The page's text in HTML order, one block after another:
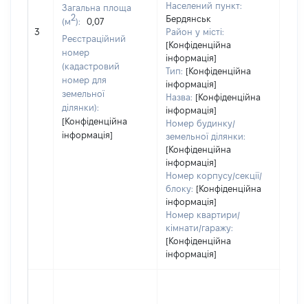
3
Загальна площа
(м2):
0,07
Реєстраційний
номер
(кадастровий
номер для
земельної
ділянки):
[Конфіденційна
інформація]
Населений пункт:
Бердянськ
Район у місті:
[Конфіденційна
інформація]
Тип: [Конфіденційна
інформація]
Назва: [Конфіденційна
інформація]
Номер будинку/
земельної ділянки:
[Конфіденційна
інформація]
Номер корпусу/секції/
блоку: [Конфіденційна
інформація]
Номер квартири/
кімнати/гаражу:
[Конфіденційна
інформація]